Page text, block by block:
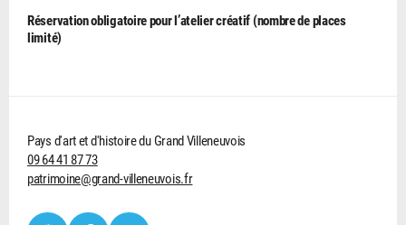
Réservation obligatoire pour l’atelier créatif (nombre de places
limité)
Pays d'art et d'histoire du Grand Villeneuvois
09 64 41 87 73
patrimoine@grand-villeneuvois.fr